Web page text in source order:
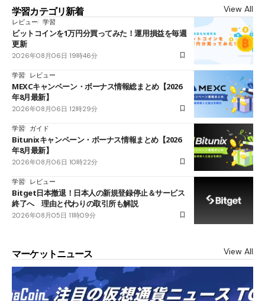
学習カテゴリ新着 View All
レビュー 学習
ビットコインを1万円分買ってみた！運用損益を毎週
更新
2026年08月06日 19時46分
学習 レビュー
MEXCキャンペーン・ボーナス情報総まとめ【2026
年8月最新】
2026年08月06日 12時29分
学習 ガイド
Bitunixキャンペーン・ボーナス情報まとめ【2026
年8月最新】
2026年08月06日 10時22分
学習 レビュー
Bitget日本撤退！日本人の新規登録停止＆サービス
終了へ 理由と代わりの取引所も解説
2026年08月05日 11時09分
マーケットニュース View All